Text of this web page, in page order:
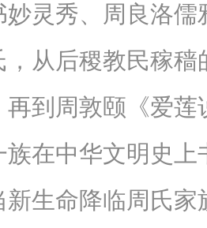
灵秀、周良洛
，从后稷教民稼
到周敦颐《爱莲
族在中华文明史
生命降临周氏